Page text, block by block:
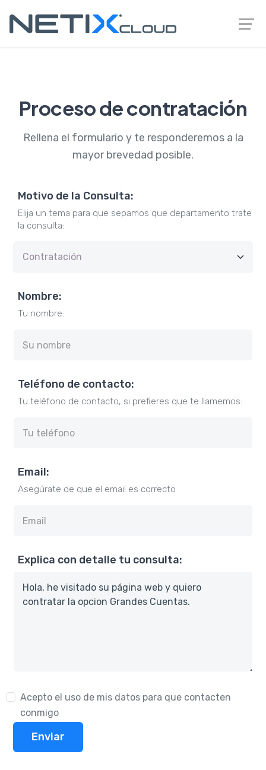
Proceso de contratación
Rellena el formulario y te responderemos a la
mayor brevedad posible.
Motivo de la Consulta:
Elija un tema para que sepamos que departamento trate
la consulta:
Nombre:
Tu nombre:
Teléfono de contacto:
Tu teléfono de contacto, si prefieres que te llamemos:
Email:
Asegúrate de que el email es correcto
Explica con detalle tu consulta:
Acepto el uso de mis datos para que contacten
conmigo
Enviar